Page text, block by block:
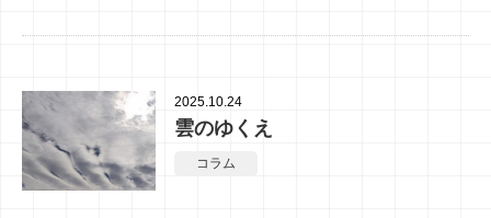
2025.10.24
雲のゆくえ
コラム